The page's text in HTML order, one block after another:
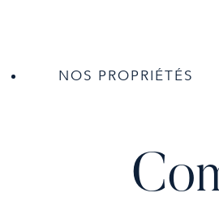
NOS PROPRIÉTÉS